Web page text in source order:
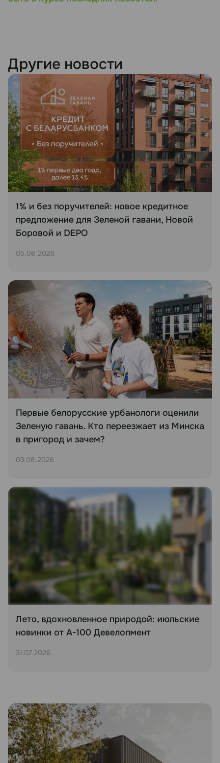
Другие новости
1% и без поручителей: новое кредитное
предложение для Зеленой гавани, Новой
Боровой и DEPO
05.08.2026
Первые белорусские урбанологи оценили
Зеленую гавань. Кто переезжает из Минска
в пригород и зачем?
03.08.2026
Лето, вдохновленное природой: июльские
новинки от А-100 Девелопмент
31.07.2026